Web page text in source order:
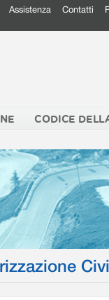
Assistenza Contatti
CODICE